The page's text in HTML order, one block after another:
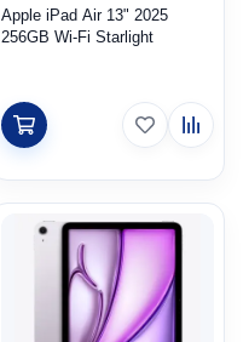
Apple iPad Air 13" 2025
256GB Wi-Fi Starlight